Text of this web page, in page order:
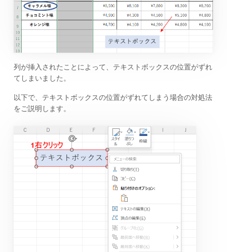
列が挿入されたことによって、テキストボックスの位置がずれ
てしまいました。
以下で、テキストボックスの位置がずれてしまう場合の対処法
をご説明します。